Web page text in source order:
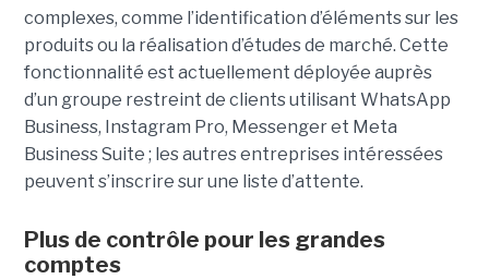
complexes, comme l’identification d’éléments sur les
produits ou la réalisation d’études de marché. Cette
fonctionnalité est actuellement déployée auprès
d’un groupe restreint de clients utilisant WhatsApp
Business, Instagram Pro, Messenger et Meta
Business Suite ; les autres entreprises intéressées
peuvent s’inscrire sur une liste d’attente.
Plus de contrôle pour les grandes
comptes